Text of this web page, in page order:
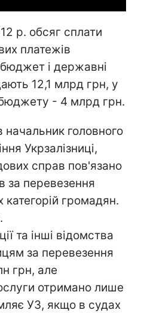
р. обсяг сплати
платежів
бюджет і державні
12,1 млрд грн, у
- 4 млрд грн.
головного
Укрзалізниці,
справ пов'язано
за перевезення
категорій громадян.
та інші відомства
за перевезення
грн, але
отримано лише
УЗ, якщо в судах